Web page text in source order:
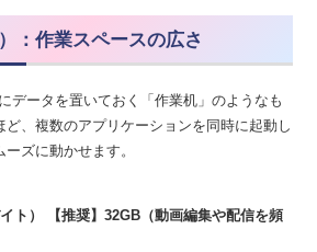
：作業スペースの広さ
データを置いておく「作業机」のようなも
、複数のアプリケーションを同時に起動し
ズに動かせます。
ト）
【推奨】32GB（動画編集や配信を頻